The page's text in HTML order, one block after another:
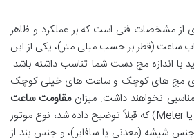
از مشخصات فنی است که بر عملکرد و ظاهر
قاب ساعت (قطر بر حسب میلی متر)، یکی از این
اندازه مچ دست شما تناسب داشته باشد.
مچ های کوچک و ساعت های خیلی کوچک
نخواهند داشت. میزانمقاومت ساعت
(ATM یا Meter) که قبلاً توضیح داده شد، نوع موتور
شیشه (معدنی یا سافایر)، و جنس بند از